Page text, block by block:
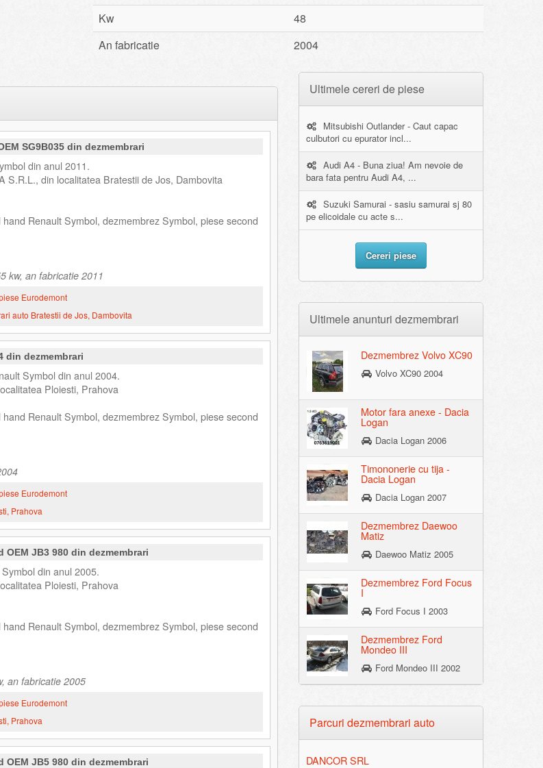
Kw
48
An fabricatie
2004
SG9B035 din dezmembrari
din anul 2011.
S.R.L., din localitatea Bratestii de Jos, Dambovita
Renault Symbol, dezmembrez Symbol, piese second
kw, an fabricatie 2011
Eurodemont
auto Bratestii de Jos, Dambovita
din dezmembrari
Symbol din anul 2004.
Ploiesti, Prahova
Renault Symbol, dezmembrez Symbol, piese second
Eurodemont
Prahova
OEM JB3 980 din dezmembrari
din anul 2005.
Ploiesti, Prahova
Renault Symbol, dezmembrez Symbol, piese second
an fabricatie 2005
Eurodemont
Prahova
OEM JB5 980 din dezmembrari
Ultimele cereri de piese
Mitsubishi Outlander - Caut capac
culbutori cu epurator incl...
Audi A4 - Buna ziua! Am nevoie de
bara fata pentru Audi A4, ...
Suzuki Samurai - sasiu samurai sj 80
pe elicoidale cu acte s...
Cereri piese
Ultimele anunturi dezmembrari
Dezmembrez Volvo XC90
Volvo XC90 2004
Motor fara anexe - Dacia
Logan
Dacia Logan 2006
Timononerie cu tija -
Dacia Logan
Dacia Logan 2007
Dezmembrez Daewoo
Matiz
Daewoo Matiz 2005
Dezmembrez Ford Focus
I
Ford Focus I 2003
Dezmembrez Ford
Mondeo III
Ford Mondeo III 2002
Parcuri dezmembrari auto
DANCOR SRL